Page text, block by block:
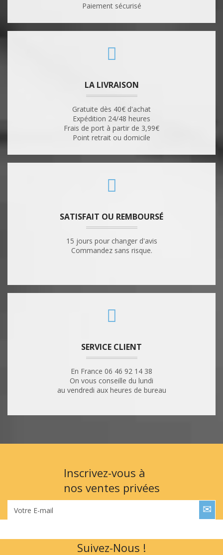
Paiement sécurisé
LA LIVRAISON
Gratuite dès 40€ d'achat
Expédition 24/48 heures
Frais de port à partir de 3,99€
Point retrait ou domicile
SATISFAIT OU REMBOURSÉ
15 jours pour changer d'avis
Commandez sans risque.
SERVICE CLIENT
En France 06 46 92 14 38
On vous conseille du lundi
au vendredi aux heures de bureau
Inscrivez-vous à
nos ventes privées
Votre E-mail
Suivez-Nous !